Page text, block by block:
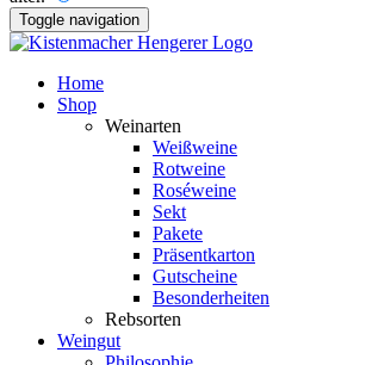
Toggle navigation
Home
Shop
Weinarten
Weißweine
Rotweine
Roséweine
Sekt
Pakete
Präsentkarton
Gutscheine
Besonderheiten
Rebsorten
Weingut